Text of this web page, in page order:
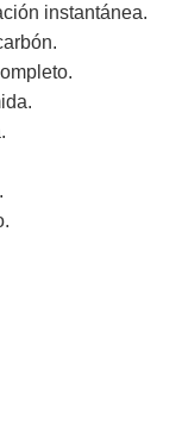
instantánea.